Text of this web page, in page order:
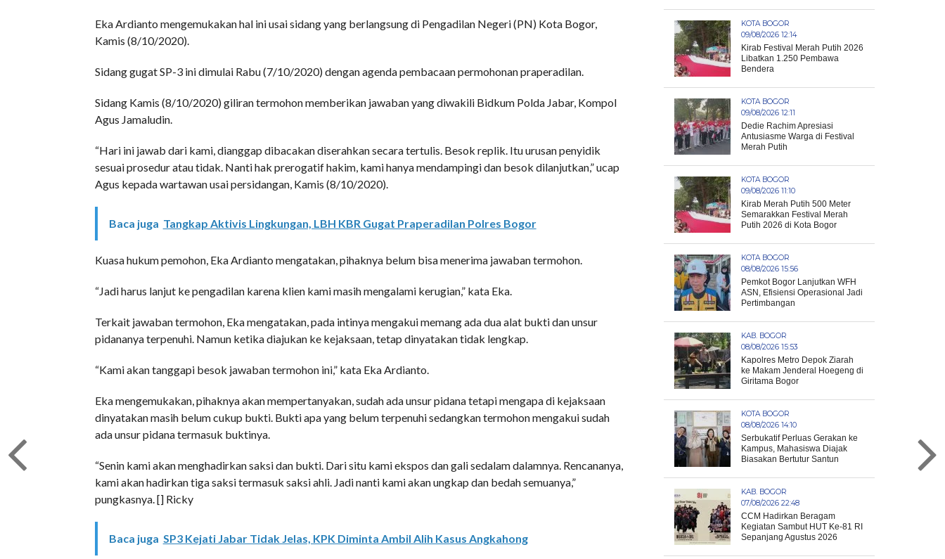
Eka Ardianto mengemukakan hal ini usai sidang yang berlangsung di Pengadilan Negeri (PN) Kota Bogor,
Kamis (8/10/2020).
Sidang gugat SP-3 ini dimulai Rabu (7/10/2020) dengan agenda pembacaan permohonan praperadilan.
Sidang Kamis (8/10/2020) giliran termohon memberikan jawaban yang diwakili Bidkum Polda Jabar, Kompol
Agus Jamaludin.
“Hari ini jawab dari kami, dianggap dibacakan diserahkan secara tertulis. Besok replik. Itu urusan penyidik
sesuai prosedur atau tidak. Nanti hak prerogatif hakim, kami hanya mendampingi dan besok dilanjutkan,” ucap
Agus kepada wartawan usai persidangan, Kamis (8/10/2020).
Baca juga Tangkap Aktivis Lingkungan, LBH KBR Gugat Praperadilan Polres Bogor
Kuasa hukum pemohon, Eka Ardianto mengatakan, pihaknya belum bisa menerima jawaban termohon.
“Jadi harus lanjut ke pengadilan karena klien kami masih mengalami kerugian,” kata Eka.
Terkait jawaban termohon, Eka mengatakan, pada intinya mengakui memang ada dua alat bukti dan unsur
pidananya terpenuhi. Namun ketika diajukan ke kejaksaan, tetap dinyatakan tidak lengkap.
“Kami akan tanggapi besok jawaban termohon ini,” kata Eka Ardianto.
Eka mengemukakan, pihaknya akan mempertanyakan, sudah ada unsur pidana tetapi mengapa di kejaksaan
dinyatakan masih belum cukup bukti. Bukti apa yang belum terpenuhi sedangkan termohon mengakui sudah
ada unsur pidana termasuk buktinya.
“Senin kami akan menghadirkan saksi dan bukti. Dari situ kami ekspos dan gali sedalam dalamnya. Rencananya,
kami akan hadirkan tiga saksi termasuk saksi ahli. Jadi nanti kami akan ungkap dan bedah semuanya,”
pungkasnya. [] Ricky
Baca juga SP3 Kejati Jabar Tidak Jelas, KPK Diminta Ambil Alih Kasus Angkahong
KOTA BOGOR
09/08/2026 12:14
Kirab Festival Merah Putih 2026
Libatkan 1.250 Pembawa
Bendera
KOTA BOGOR
09/08/2026 12:11
Dedie Rachim Apresiasi
Antusiasme Warga di Festival
Merah Putih
KOTA BOGOR
09/08/2026 11:10
Kirab Merah Putih 500 Meter
Semarakkan Festival Merah
Putih 2026 di Kota Bogor
KOTA BOGOR
08/08/2026 15:56
Pemkot Bogor Lanjutkan WFH
ASN, Efisiensi Operasional Jadi
Pertimbangan
KAB. BOGOR
08/08/2026 15:53
Kapolres Metro Depok Ziarah
ke Makam Jenderal Hoegeng di
Giritama Bogor
KOTA BOGOR
08/08/2026 14:10
Serbukatif Perluas Gerakan ke
Kampus, Mahasiswa Diajak
Biasakan Bertutur Santun
KAB. BOGOR
07/08/2026 22:48
CCM Hadirkan Beragam
Kegiatan Sambut HUT Ke-81 RI
Sepanjang Agustus 2026